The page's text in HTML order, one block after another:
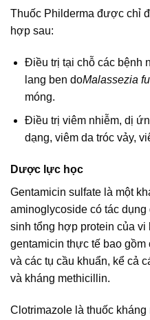
Thuốc Philderma được chỉ
hợp sau:
Điều trị tại chỗ các bệnh
lang ben doMalassezia
móng.
Điều trị viêm nhiễm, dị
dạng, viêm da tróc vảy,
Dược lực học
Gentamicin sulfate là một
aminoglycoside có tác
sinh tổng hợp protein của vi
gentamicin thực tế bao
và các tụ cầu khuẩn, kể cả
và kháng methicillin.
Clotrimazole là thuốc